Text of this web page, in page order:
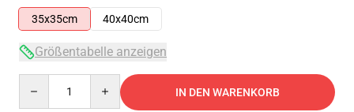
35x35cm
40x40cm
Größentabelle anzeigen
IN DEN WARENKORB